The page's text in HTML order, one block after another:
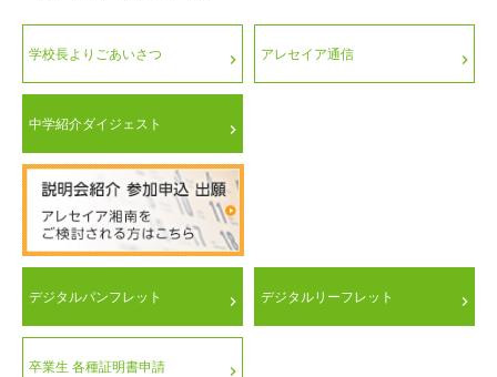
学校長よりごあいさつ アレセイア通信
中学紹介ダイジェスト
デジタルパンフレット デジタルリーフレット
卒業生 各種証明書申請